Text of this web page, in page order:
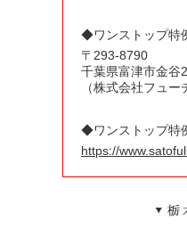
◆ワンストップ特
〒 293-8790
千葉県富津市金谷
（株式会社フュ
◆ワンストップ特
https://